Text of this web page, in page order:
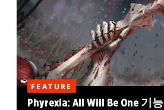
FEATURE
Phyrexia: All Will Be One 기능